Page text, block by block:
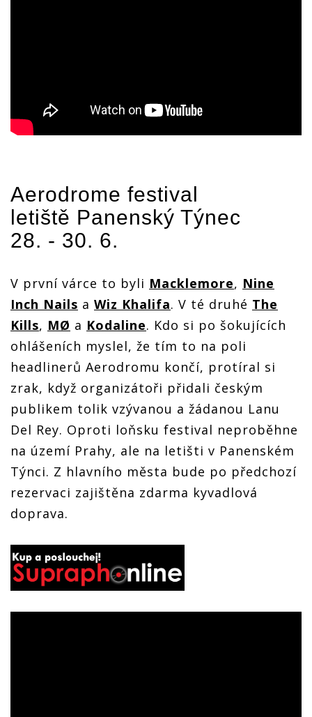
Aerodrome festival
letiště Panenský Týnec
28. - 30. 6.
V první várce to byli Macklemore, Nine
Inch Nails a Wiz Khalifa. V té druhé The
Kills, MØ a Kodaline. Kdo si po šokujících
ohlášeních myslel, že tím to na poli
headlinerů Aerodromu končí, protíral si
zrak, když organizátoři přidali českým
publikem tolik vzývanou a žádanou Lanu
Del Rey. Oproti loňsku festival neproběhne
na území Prahy, ale na letišti v Panenském
Týnci. Z hlavního města bude po předchozí
rezervaci zajištěna zdarma kyvadlová
doprava.